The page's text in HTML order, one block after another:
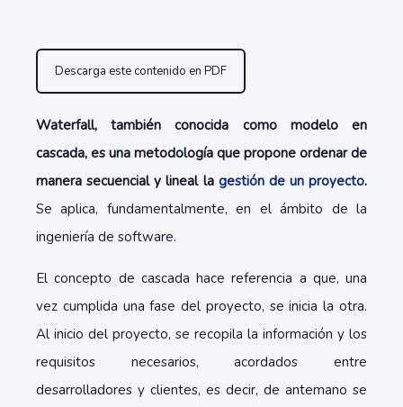
Descarga este contenido en PDF
Waterfall, también conocida como modelo en
cascada, es una metodología que propone ordenar de
manera secuencial y lineal la gestión de un proyecto.
Se aplica, fundamentalmente, en el ámbito de la
ingeniería de software.
El concepto de cascada hace referencia a que, una
vez cumplida una fase del proyecto, se inicia la otra.
Al inicio del proyecto, se recopila la información y los
requisitos necesarios, acordados entre
desarrolladores y clientes, es decir, de antemano se